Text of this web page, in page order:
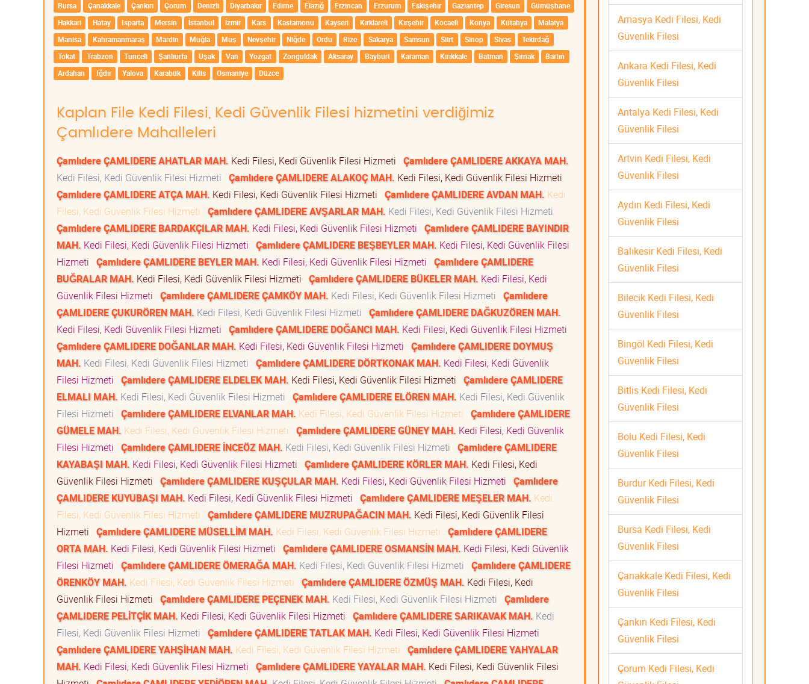
Bursa
Çanakkale Çankırı Çorum Denizli Diyarbakır Edirne Elazığ Erzincan Erzurum Eskişehir Gaziantep Giresun
Gümüşhane
Hakkari
Hatay Isparta Mersin İstanbul İzmir Kars Kastamonu Kayseri Kırklareli Kırşehir Kocaeli Konya Kütahya
Malatya
Manisa
Kahramanmaraş Mardin Muğla Muş Nevşehir Niğde Ordu Rize Sakarya Samsun Siirt Sinop Sivas
Tekirdağ
Tokat
Trabzon Tunceli Şanlıurfa Uşak Van Yozgat Zonguldak Aksaray Bayburt Karaman Kırıkkale Batman Şırnak
Bartın
Ardahan
Iğdır Yalova Karabük Kilis Osmaniye Düzce
Kaplan File Kedi Filesi, Kedi Güvenlik Filesi hizmetini verdiğimiz
Çamlıdere Mahalleleri
Çamlıdere ÇAMLIDERE AHATLAR MAH. Kedi Filesi, Kedi Güvenlik Filesi Hizmeti Çamlıdere ÇAMLIDERE AKKAYA MAH.
Kedi Filesi, Kedi Güvenlik Filesi Hizmeti Çamlıdere ÇAMLIDERE ALAKOÇ MAH. Kedi Filesi, Kedi Güvenlik Filesi Hizmeti
Çamlıdere ÇAMLIDERE ATÇA MAH. Kedi Filesi, Kedi Güvenlik Filesi Hizmeti Çamlıdere ÇAMLIDERE AVDAN MAH. Kedi
Filesi, Kedi Güvenlik Filesi Hizmeti Çamlıdere ÇAMLIDERE AVŞARLAR MAH. Kedi Filesi, Kedi Güvenlik Filesi Hizmeti
Çamlıdere ÇAMLIDERE BARDAKÇILAR MAH. Kedi Filesi, Kedi Güvenlik Filesi Hizmeti Çamlıdere ÇAMLIDERE BAYINDIR
MAH. Kedi Filesi, Kedi Güvenlik Filesi Hizmeti Çamlıdere ÇAMLIDERE BEŞBEYLER MAH. Kedi Filesi, Kedi Güvenlik Filesi
Hizmeti Çamlıdere ÇAMLIDERE BEYLER MAH. Kedi Filesi, Kedi Güvenlik Filesi Hizmeti Çamlıdere ÇAMLIDERE
BUĞRALAR MAH. Kedi Filesi, Kedi Güvenlik Filesi Hizmeti Çamlıdere ÇAMLIDERE BÜKELER MAH. Kedi Filesi, Kedi
Güvenlik Filesi Hizmeti Çamlıdere ÇAMLIDERE ÇAMKÖY MAH. Kedi Filesi, Kedi Güvenlik Filesi Hizmeti Çamlıdere
ÇAMLIDERE ÇUKURÖREN MAH. Kedi Filesi, Kedi Güvenlik Filesi Hizmeti Çamlıdere ÇAMLIDERE DAĞKUZÖREN MAH.
Kedi Filesi, Kedi Güvenlik Filesi Hizmeti Çamlıdere ÇAMLIDERE DOĞANCI MAH. Kedi Filesi, Kedi Güvenlik Filesi Hizmeti
Çamlıdere ÇAMLIDERE DOĞANLAR MAH. Kedi Filesi, Kedi Güvenlik Filesi Hizmeti Çamlıdere ÇAMLIDERE DOYMUŞ
MAH. Kedi Filesi, Kedi Güvenlik Filesi Hizmeti Çamlıdere ÇAMLIDERE DÖRTKONAK MAH. Kedi Filesi, Kedi Güvenlik
Filesi Hizmeti Çamlıdere ÇAMLIDERE ELDELEK MAH. Kedi Filesi, Kedi Güvenlik Filesi Hizmeti Çamlıdere ÇAMLIDERE
ELMALI MAH. Kedi Filesi, Kedi Güvenlik Filesi Hizmeti Çamlıdere ÇAMLIDERE ELÖREN MAH. Kedi Filesi, Kedi Güvenlik
Filesi Hizmeti Çamlıdere ÇAMLIDERE ELVANLAR MAH. Kedi Filesi, Kedi Güvenlik Filesi Hizmeti Çamlıdere ÇAMLIDERE
GÜMELE MAH. Kedi Filesi, Kedi Güvenlik Filesi Hizmeti Çamlıdere ÇAMLIDERE GÜNEY MAH. Kedi Filesi, Kedi Güvenlik
Filesi Hizmeti Çamlıdere ÇAMLIDERE İNCEÖZ MAH. Kedi Filesi, Kedi Güvenlik Filesi Hizmeti Çamlıdere ÇAMLIDERE
KAYABAŞI MAH. Kedi Filesi, Kedi Güvenlik Filesi Hizmeti Çamlıdere ÇAMLIDERE KÖRLER MAH. Kedi Filesi, Kedi
Güvenlik Filesi Hizmeti Çamlıdere ÇAMLIDERE KUŞÇULAR MAH. Kedi Filesi, Kedi Güvenlik Filesi Hizmeti Çamlıdere
ÇAMLIDERE KUYUBAŞI MAH. Kedi Filesi, Kedi Güvenlik Filesi Hizmeti Çamlıdere ÇAMLIDERE MEŞELER MAH. Kedi
Filesi, Kedi Güvenlik Filesi Hizmeti Çamlıdere ÇAMLIDERE MUZRUPAĞACIN MAH. Kedi Filesi, Kedi Güvenlik Filesi
Hizmeti Çamlıdere ÇAMLIDERE MÜSELLİM MAH. Kedi Filesi, Kedi Güvenlik Filesi Hizmeti Çamlıdere ÇAMLIDERE
ORTA MAH. Kedi Filesi, Kedi Güvenlik Filesi Hizmeti Çamlıdere ÇAMLIDERE OSMANSİN MAH. Kedi Filesi, Kedi Güvenlik
Filesi Hizmeti Çamlıdere ÇAMLIDERE ÖMERAĞA MAH. Kedi Filesi, Kedi Güvenlik Filesi Hizmeti Çamlıdere ÇAMLIDERE
ÖRENKÖY MAH. Kedi Filesi, Kedi Güvenlik Filesi Hizmeti Çamlıdere ÇAMLIDERE ÖZMÜŞ MAH. Kedi Filesi, Kedi
Güvenlik Filesi Hizmeti Çamlıdere ÇAMLIDERE PEÇENEK MAH. Kedi Filesi, Kedi Güvenlik Filesi Hizmeti Çamlıdere
ÇAMLIDERE PELİTÇİK MAH. Kedi Filesi, Kedi Güvenlik Filesi Hizmeti Çamlıdere ÇAMLIDERE SARIKAVAK MAH. Kedi
Filesi, Kedi Güvenlik Filesi Hizmeti Çamlıdere ÇAMLIDERE TATLAK MAH. Kedi Filesi, Kedi Güvenlik Filesi Hizmeti
Çamlıdere ÇAMLIDERE YAHŞİHAN MAH. Kedi Filesi, Kedi Güvenlik Filesi Hizmeti Çamlıdere ÇAMLIDERE YAHYALAR
MAH. Kedi Filesi, Kedi Güvenlik Filesi Hizmeti Çamlıdere ÇAMLIDERE YAYALAR MAH. Kedi Filesi, Kedi Güvenlik Filesi
Amasya Kedi Filesi, Kedi
Güvenlik Filesi
Ankara Kedi Filesi, Kedi
Güvenlik Filesi
Antalya Kedi Filesi, Kedi
Güvenlik Filesi
Artvin Kedi Filesi, Kedi
Güvenlik Filesi
Aydın Kedi Filesi, Kedi
Güvenlik Filesi
Balıkesir Kedi Filesi, Kedi
Güvenlik Filesi
Bilecik Kedi Filesi, Kedi
Güvenlik Filesi
Bingöl Kedi Filesi, Kedi
Güvenlik Filesi
Bitlis Kedi Filesi, Kedi
Güvenlik Filesi
Bolu Kedi Filesi, Kedi
Güvenlik Filesi
Burdur Kedi Filesi, Kedi
Güvenlik Filesi
Bursa Kedi Filesi, Kedi
Güvenlik Filesi
Çanakkale Kedi Filesi, Kedi
Güvenlik Filesi
Çankırı Kedi Filesi, Kedi
Güvenlik Filesi
Çorum Kedi Filesi, Kedi